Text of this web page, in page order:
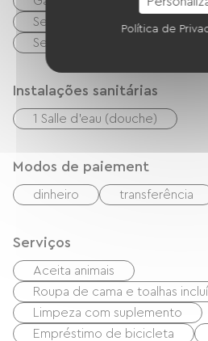
Secador de cabelo
Secadora
Instalações sanitárias
1 Salle d'eau (douche)
Modos de paiement
dinheiro transferência
Serviços
Aceita animais
Roupa de cama e toalhas
Limpeza com suplemento
Empréstimo de bicicleta
Política de